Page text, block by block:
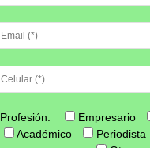
Profesión: Empresario
Académico
Periodista